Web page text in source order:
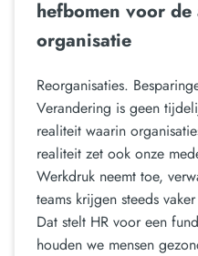
hefbomen voor
organisatie
Reorganisaties.
Verandering is geen
realiteit waarin
realiteit zet ook onze
Werkdruk neemt toe,
teams krijgen steeds
Dat stelt HR voor een
houden we mensen